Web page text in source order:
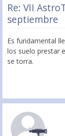
Re: VII
septiembre
Es fundamental
los suelo prestar
se torra.